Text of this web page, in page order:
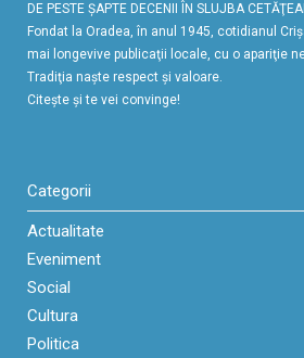
DE PESTE ŞAPTE DECENII ÎN SLUJBA
Fondat la Oradea, în anul 1945, cotidianul
mai longevive publicaţii locale, cu o apariţie
Tradiţia naşte respect şi valoare.
Citeşte şi te vei convinge!
Categorii
Actualitate
Eveniment
Social
Cultura
Politica